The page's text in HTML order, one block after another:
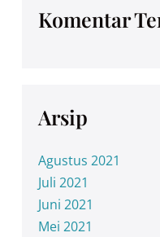
Komentar
Arsip
Agustus 2021
Juli 2021
Juni 2021
Mei 2021